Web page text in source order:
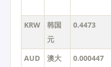
KRW
韩国
元
0.4473
AUD
澳大
0.000447